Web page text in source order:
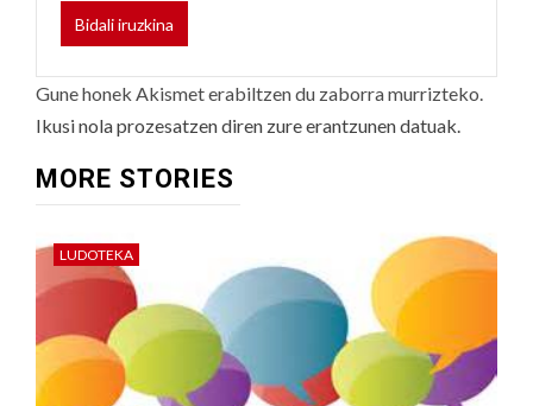
Gune honek Akismet erabiltzen du zaborra murrizteko.
Ikusi nola prozesatzen diren zure erantzunen datuak.
MORE STORIES
LUDOTEKA